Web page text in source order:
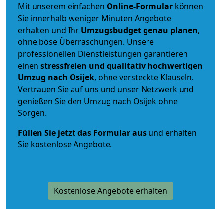
Mit unserem einfachen Online-Formular können
Sie innerhalb weniger Minuten Angebote
erhalten und Ihr Umzugsbudgetgenau planen,
ohne böse Überraschungen. Unsere
professionellen Dienstleistungen garantieren
einen stressfreien und qualitativ hochwertigen
Umzug nach Osijek, ohne versteckte Klauseln.
Vertrauen Sie auf uns und unser Netzwerk und
genießen Sie den Umzug nach Osijek ohne
Sorgen.
Füllen Sie jetzt das Formular aus und erhalten
Sie kostenlose Angebote.
Kostenlose Angebote erhalten